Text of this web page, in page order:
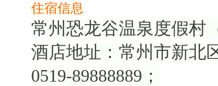
住宿信息
常州恐龙谷温泉度假村
酒店地址：常州市新北
0519-89888889；